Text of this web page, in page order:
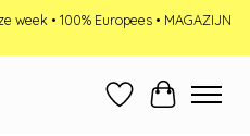
week • 100% Europees • MAGAZIJN
Verlanglijst